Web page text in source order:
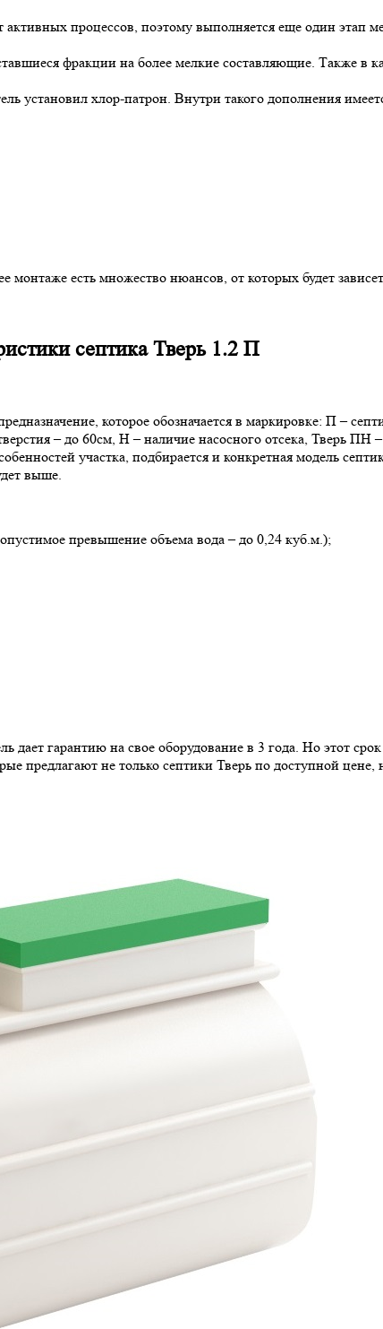
процессов, поэтому выполняется еще один этап
фракции на более мелкие составляющие. Также в
установил хлор-патрон. Внутри такого дополнения
есть множество нюансов, от которых будет
септика Тверь 1.2 П
которое обозначается в маркировке: П –
– до 60см, Н – наличие насосного отсека, Тверь ПН
участка, подбирается и конкретная модель
выше.
превышение объема вода – до 0,24 куб.м.);
гарантию на свое оборудование в 3 года. Но этот срок
предлагают не только септики Тверь по доступной